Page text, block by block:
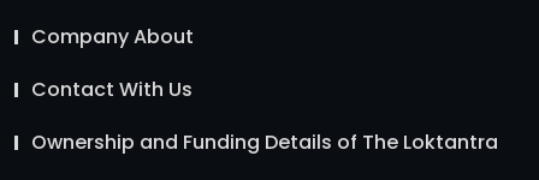
Company About
Contact With Us
Ownership and Funding Details of The Loktantra